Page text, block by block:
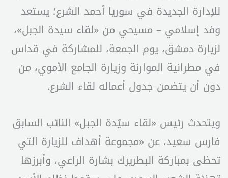
للإدارة الجديدة في سوريا أحمد الشرع؛ يستعد
وفد إسلامي – مسيحي من «لقاء سيدة الجبل»،
لزيارة دمشق، يوم الجمعة، للمشاركة في قداس
في مطرانية الموارنة وزيارة الجامع الأموي، من
دون أن يتضمن جدول أعماله لقاء الشرع.
ويتحدث رئيس «لقاء سيّدة الجبل» النائب السابق
فارس سعيد، عن «مجموعة أهداف للزيارة التي
تحظى بمباركة البطريرك بشارة الراعي، وأبرزها